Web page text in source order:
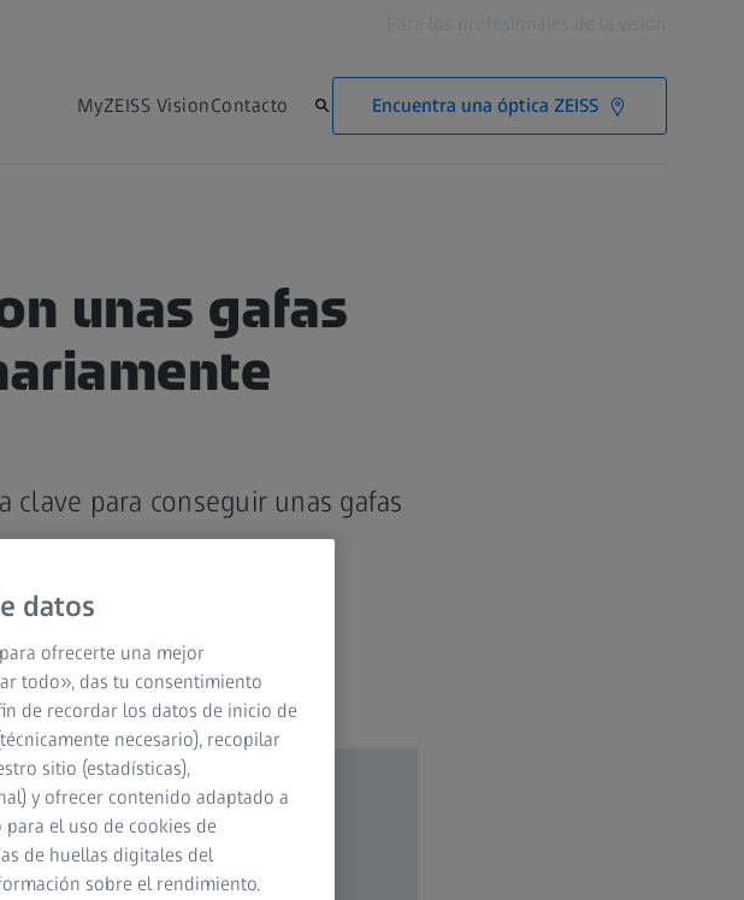
MyZEISS VisionContacto Encuentra una óptica ZEISS
unas gafas
clave para conseguir unas gafas
datos
ofrecerte una mejor
todo», das tu consentimiento
de recordar los datos de inicio de
necesario), recopilar
sitio (estadísticas),
y ofrecer contenido adaptado a
el uso de cookies de
de huellas digitales del
sobre el rendimiento.